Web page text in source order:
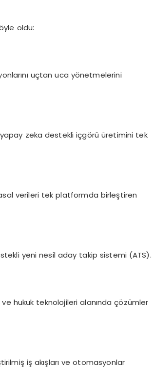
oldu:
uçtan uca yönetmelerini
zeka destekli içgörü üretimini tek
verileri tek platformda birleştiren
yeni nesil aday takip sistemi (ATS).
hukuk teknolojileri alanında çözümler
iş akışları ve otomasyonlar